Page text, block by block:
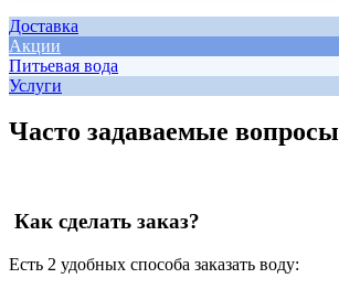
Доставка
Акции
Питьевая вода
Услуги
Часто задаваемые вопросы
Как сделать заказ?
Есть 2 удобных способа заказать воду: